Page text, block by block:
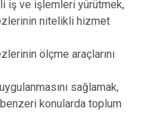
iş ve işlemleri yürütmek,
nitelikli hizmet
ölçme araçlarını
sağlamak,
konularda toplum